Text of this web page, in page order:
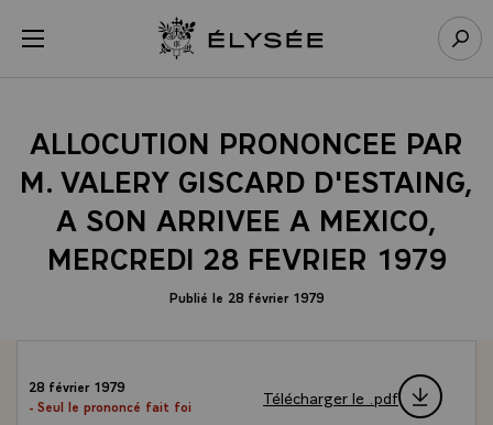
menu Retour à l’accueil Élysée
ALLOCUTION PRONONCEE PAR
M. VALERY GISCARD D'ESTAING,
A SON ARRIVEE A MEXICO,
MERCREDI 28 FEVRIER 1979
Publié le 28 février 1979
28 février 1979
- Seul le prononcé fait foi
Télécharger le .pdf
Panneau de gestion des cookies